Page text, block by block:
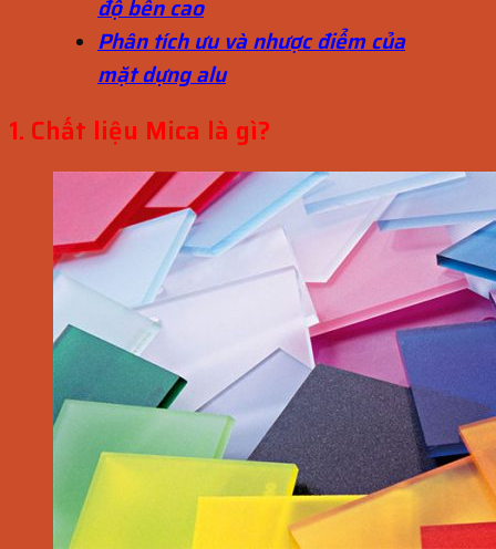
độ bền cao
Phân tích ưu và nhược điểm của
mặt dựng alu
1. Chất liệu Mica là gì?